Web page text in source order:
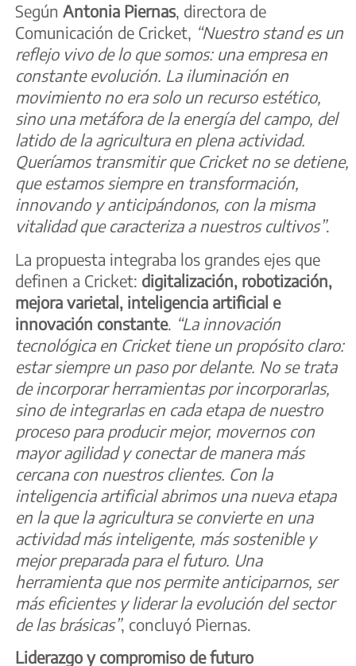
Según Antonia Piernas, directora de
Comunicación de Cricket, “Nuestro stand es un
reflejo vivo de lo que somos: una empresa en
constante evolución. La iluminación en
movimiento no era solo un recurso estético,
sino una metáfora de la energía del campo, del
latido de la agricultura en plena actividad.
Queríamos transmitir que Cricket no se detiene,
que estamos siempre en transformación,
innovando y anticipándonos, con la misma
vitalidad que caracteriza a nuestros cultivos”.
La propuesta integraba los grandes ejes que
definen a Cricket: digitalización, robotización,
mejora varietal, inteligencia artificial e
innovación constante. “La innovación
tecnológica en Cricket tiene un propósito claro:
estar siempre un paso por delante. No se trata
de incorporar herramientas por incorporarlas,
sino de integrarlas en cada etapa de nuestro
proceso para producir mejor, movernos con
mayor agilidad y conectar de manera más
cercana con nuestros clientes. Con la
inteligencia artificial abrimos una nueva etapa
en la que la agricultura se convierte en una
actividad más inteligente, más sostenible y
mejor preparada para el futuro. Una
herramienta que nos permite anticiparnos, ser
más eficientes y liderar la evolución del sector
de las brásicas”, concluyó Piernas.
Liderazgo y compromiso de futuro